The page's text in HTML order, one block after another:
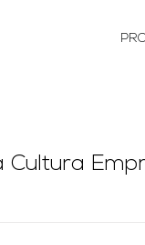
Cultura